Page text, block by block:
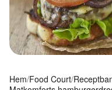
Hem/Food Court/